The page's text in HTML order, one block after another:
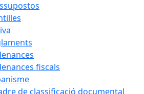
fiscals
de classificació documental